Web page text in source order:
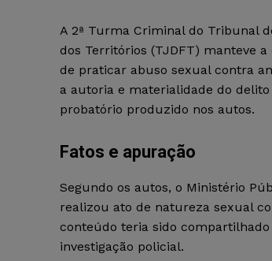
A 2ª Turma Criminal do Tribunal
dos Territórios (TJDFT) manteve
de praticar abuso sexual contra
a autoria e materialidade do
probatório produzido nos autos.
Fatos e apuração
Segundo os autos, o Ministério
realizou ato de natureza sexual
conteúdo teria sido
investigação policial.